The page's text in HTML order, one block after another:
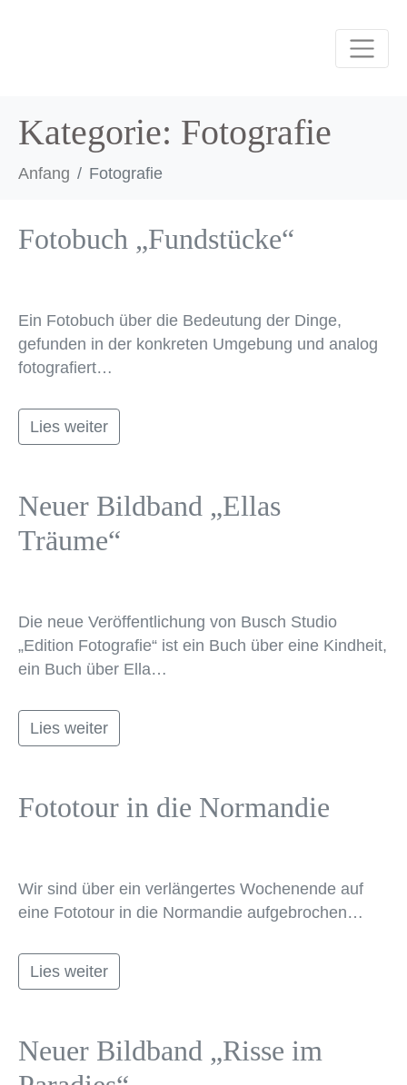
Kategorie: Fotografie
Anfang Fotografie
Fotobuch „Fundstücke“
Ein Fotobuch über die Bedeutung der Dinge,
gefunden in der konkreten Umgebung und analog
fotografiert…
Lies weiter
Neuer Bildband „Ellas
Träume“
Die neue Veröffentlichung von Busch Studio
„Edition Fotografie“ ist ein Buch über eine Kindheit,
ein Buch über Ella…
Lies weiter
Fototour in die Normandie
Wir sind über ein verlängertes Wochenende auf
eine Fototour in die Normandie aufgebrochen…
Lies weiter
Neuer Bildband „Risse im